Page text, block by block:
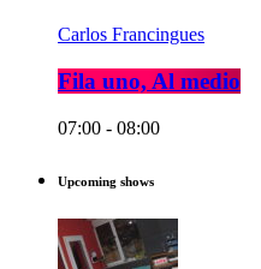
Carlos Francingues
Fila uno, Al medio
07:00 - 08:00
Upcoming shows